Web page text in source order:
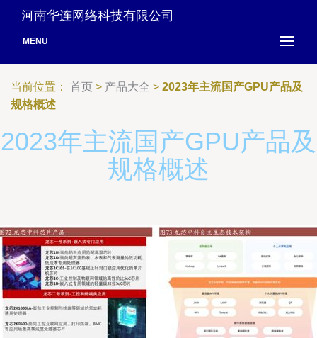
河南华连网络科技有限公司
MENU
当前位置： 首页 > 产品大全 > 2023年主流国产GPU产品及
规格概述
2023年主流国产GPU产品及
规格概述